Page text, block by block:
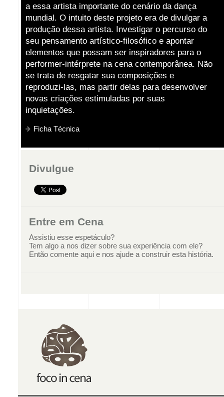
a essa artista importante do cenário da dança
mundial. O intuito deste projeto era de divulgar a
produção dessa artista. Investigar o percurso do
seu pensamento artístico-filosófico e apontar
elementos que possam ser inspiradores para o
performer-intérprete na cena contemporânea. Não
se trata de resgatar sua composições e
reproduzi-las, mas partir delas para desenvolver
novas criações estimuladas por suas
inquietações.
Ficha Técnica
Divulgue
Entre em Cena
Assistiu esse espetáculo?
Tem algo a nos dizer sobre sua experiência com ele?
Então comente aqui e nos ajude a construir esta história.